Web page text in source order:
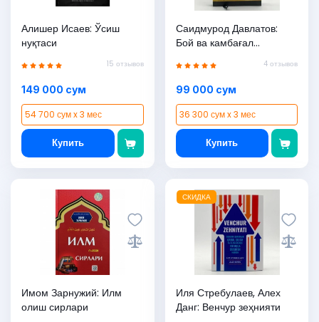
Алишер Исаев: Ўсиш
нуқтаси
15 отзывов
149 000 сум
54 700 сум x 3 мес
Купить
Саидмурод Давлатов:
Бой ва камбағал
одамларнинг фикрлаш
стратегияси
4 отзывов
99 000 сум
36 300 сум x 3 мес
Купить
Имом Зарнужий: Илм
олиш сирлари
СКИДКА
Иля Стребулаев, Алех
Данг: Венчур зеҳнияти